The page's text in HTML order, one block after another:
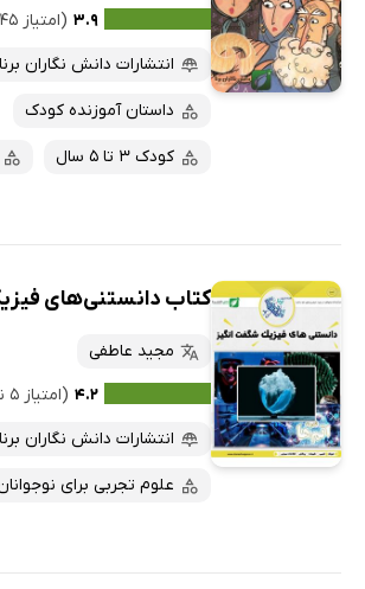
۳.۹ (امتیاز ۴۵ نفر)
انتشارات دانش نگاران برنا
داستان آموزنده کودک
کودک 3 تا 5 سال
کتاب دانستنی‌های
مجید عاطفی
۴.۲ (امتیاز ۵ نفر)
انتشارات دانش نگاران برنا
علوم تجربی برای